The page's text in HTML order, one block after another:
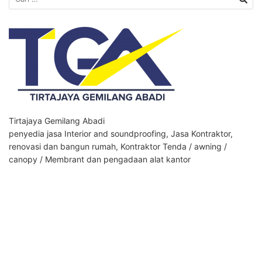
untuk:
Tirtajaya Gemilang Abadi
penyedia jasa Interior and soundproofing, Jasa Kontraktor,
renovasi dan bangun rumah, Kontraktor Tenda / awning /
canopy / Membrant dan pengadaan alat kantor